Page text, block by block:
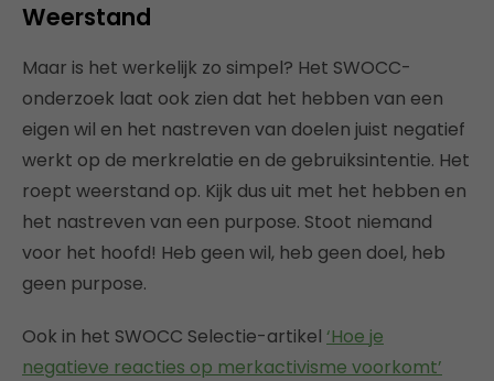
Weerstand
Maar is het werkelijk zo simpel? Het SWOCC-
onderzoek laat ook zien dat het hebben van een
eigen wil en het nastreven van doelen juist negatief
werkt op de merkrelatie en de gebruiksintentie. Het
roept weerstand op. Kijk dus uit met het hebben en
het nastreven van een purpose. Stoot niemand
voor het hoofd! Heb geen wil, heb geen doel, heb
geen purpose.
Ook in het SWOCC Selectie-artikel ‘Hoe je
negatieve reacties op merkactivisme voorkomt’